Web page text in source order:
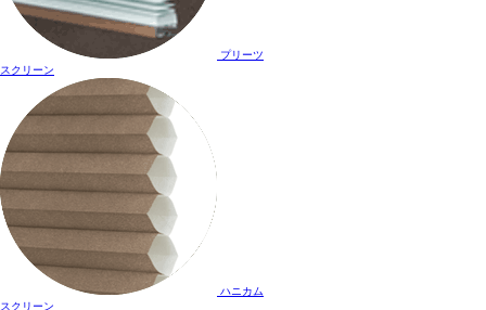
プリーツ
スクリーン
ハニカム
スクリーン